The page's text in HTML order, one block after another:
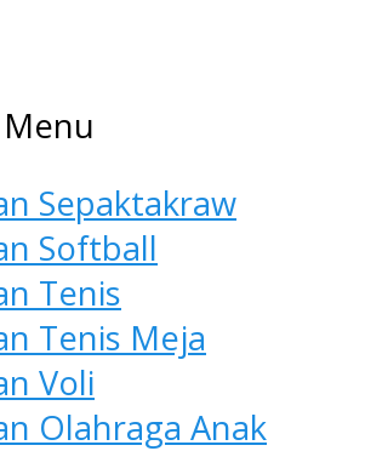
Alat Olahraga
Sepaktakraw
Softball
Tenis
Tenis Meja
Voli
Olahraga Anak